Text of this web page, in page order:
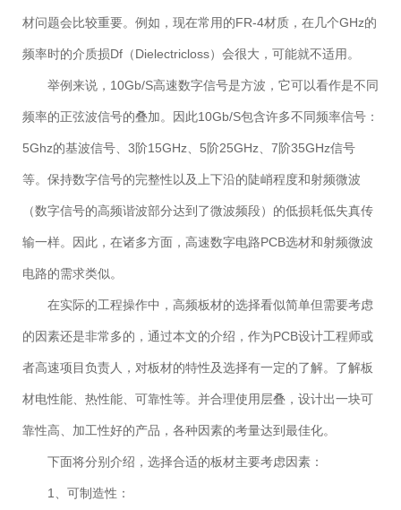
材问题会比较重要。例如，现在常用的FR-4材质，在几个GHz的
频率时的介质损Df（Dielectricloss）会很大，可能就不适用。
举例来说，10Gb/S高速数字信号是方波，它可以看作是不同
频率的正弦波信号的叠加。因此10Gb/S包含许多不同频率信号：
5Ghz的基波信号、3阶15GHz、5阶25GHz、7阶35GHz信号
等。保持数字信号的完整性以及上下沿的陡峭程度和射频微波
（数字信号的高频谐波部分达到了微波频段）的低损耗低失真传
输一样。因此，在诸多方面，高速数字电路PCB选材和射频微波
电路的需求类似。
在实际的工程操作中，高频板材的选择看似简单但需要考虑
的因素还是非常多的，通过本文的介绍，作为PCB设计工程师或
者高速项目负责人，对板材的特性及选择有一定的了解。了解板
材电性能、热性能、可靠性等。并合理使用层叠，设计出一块可
靠性高、加工性好的产品，各种因素的考量达到最佳化。
下面将分别介绍，选择合适的板材主要考虑因素：
1、可制造性：